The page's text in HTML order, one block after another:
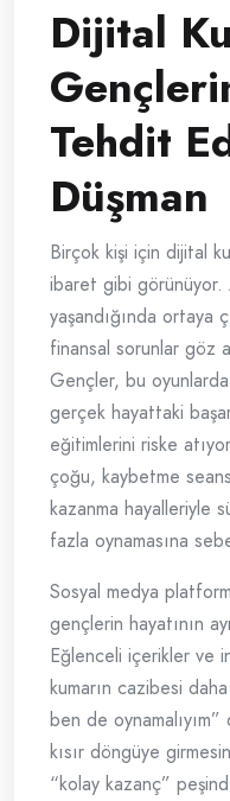
Dijital
Tehdit
Düşman
Birçok kişi için dijital
ibaret gibi görünüyor.
yaşandığında ortaya
finansal sorunlar göz
Gençler, bu
gerçek hayattaki
eğitimlerini riske
çoğu, kaybetme
kazanma hayalleriyle
fazla oynamasına
Sosyal medya
gençlerin hayatının
Eğlenceli içerikler ve
kumarın cazibesi
ben de
kısır döngüye
“kolay kazanç”